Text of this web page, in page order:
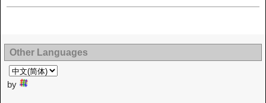
Other Languages
by